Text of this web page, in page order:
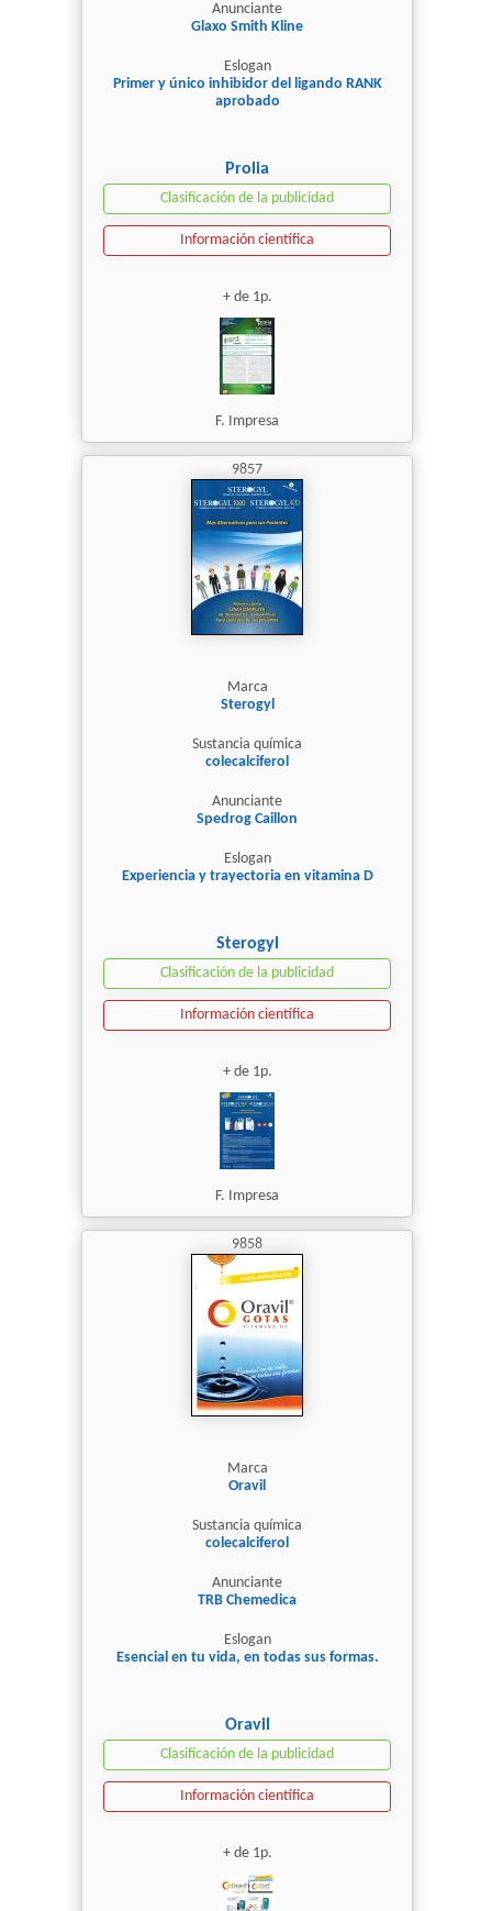
Anunciante
Glaxo Smith Kline
Eslogan
Primer y único inhibidor del ligando RANK
aprobado
Prolia
Clasificación de la publicidad
Información científica
+ de 1p.
F. Impresa
9857
Marca
Sterogyl
Sustancia química
colecalciferol
Anunciante
Spedrog Caillon
Eslogan
Experiencia y trayectoria en vitamina D
Sterogyl
Clasificación de la publicidad
Información científica
+ de 1p.
F. Impresa
9858
Marca
Oravil
Sustancia química
colecalciferol
Anunciante
TRB Chemedica
Eslogan
Esencial en tu vida, en todas sus formas.
Oravil
Clasificación de la publicidad
Información científica
+ de 1p.